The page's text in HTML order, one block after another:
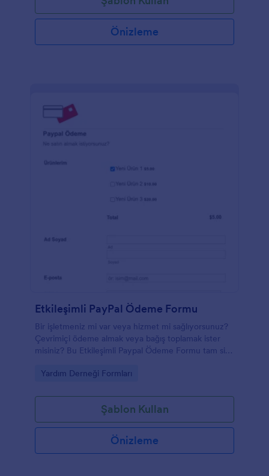
Önizleme
Etkileşimli PayPal Ödeme Formu
Bir işletmeniz mi var veya hizmet mi sağlıyorsunuz?
Çevrimiçi ödeme almak veya bağış toplamak ister
misiniz? Bu Etkileşimli Paypal Ödeme Formu tam size
için zamanınızı boşa harcamayın, bu paypal ödeme
ödeme şablonunu kopyalayarak Paypal hesabınıza
bağlayabilir, ürünleri ve alanları düzenleyebilirsiniz.
Bu paypal sipariş formunu müşterileriniz, telefonları
ile de yanıtlayabilirler.
Go to Category:
Yardım Derneği Formları
Şablon Kullan
Önizleme